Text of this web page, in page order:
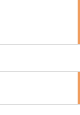
le gauche par-
tête. Puis en lui
saut en arrière
e alta. Et là,
du gauche, tu